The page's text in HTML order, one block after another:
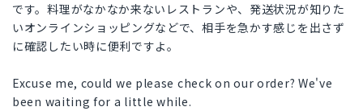
です。料理がなかなか来ないレストランや、発送状況が知りた
いオンラインショッピングなどで、相手を急かす感じを出さず
に確認したい時に便利ですよ。
Excuse me, could we please check on our order? We've
been waiting for a little while.